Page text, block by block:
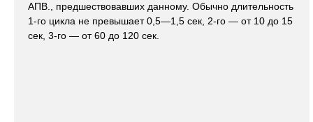
АПВ., предшествовавших данному. Обычно длительность
1-го цикла не превышает 0,5—1,5 сек, 2-го — от 10 до 15
сек, 3-го — от 60 до 120 сек.